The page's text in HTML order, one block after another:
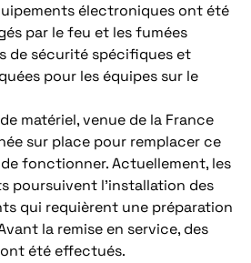
électroniques ont été
par le feu et les fumées
de sécurité spécifiques et
pour les équipes sur le
matériel, venue de la France
sur place pour remplacer ce
fonctionner. Actuellement, les
poursuivent l’installation des
qui requièrent une préparation
la remise en service, des
été effectués.